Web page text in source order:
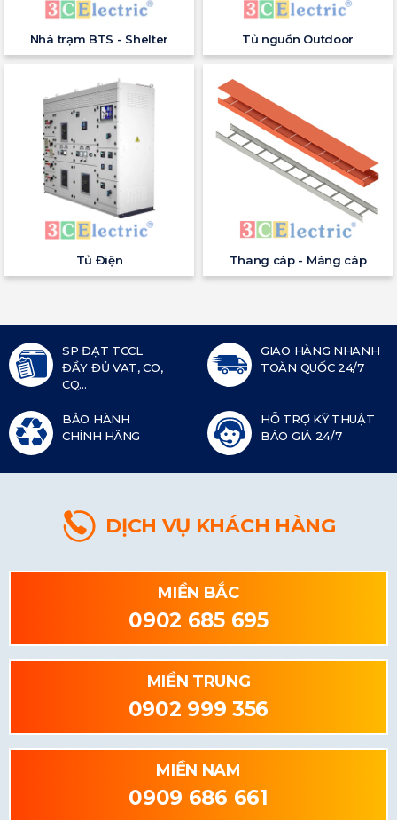
Nhà trạm BTS - Shelter Tủ nguồn Outdoor
Tủ Điện Thang cáp - Máng cáp
SP ĐẠT TCCL
ĐẦY ĐỦ VAT, CO,
CQ...
GIAO HÀNG NHANH
TOÀN QUỐC 24/7
BẢO HÀNH
CHÍNH HÃNG
HỖ TRỢ KỸ THUẬT
BÁO GIÁ 24/7
DỊCH VỤ KHÁCH HÀNG
MIỀN BẮC
0902 685 695
MIỀN TRUNG
0902 999 356
MIỀN NAM
0909 686 661